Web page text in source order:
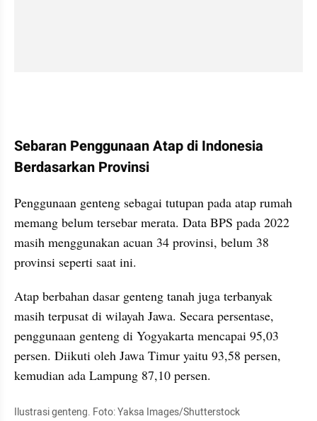
Sebaran Penggunaan Atap di Indonesia
Berdasarkan Provinsi
Penggunaan genteng sebagai tutupan pada atap rumah
memang belum tersebar merata. Data BPS pada 2022
masih menggunakan acuan 34 provinsi, belum 38
provinsi seperti saat ini.
Atap berbahan dasar genteng tanah juga terbanyak
masih terpusat di wilayah Jawa. Secara persentase,
penggunaan genteng di Yogyakarta mencapai 95,03
persen. Diikuti oleh Jawa Timur yaitu 93,58 persen,
kemudian ada Lampung 87,10 persen.
Ilustrasi genteng. Foto: Yaksa Images/Shutterstock